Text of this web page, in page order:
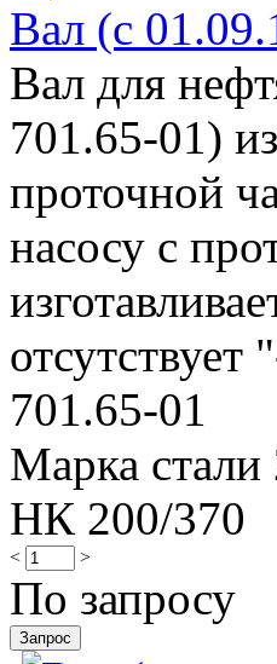
Вал (с
Вал для
701.65-01)
проточной
насосу с
701.65-01
Марка
НК 200/370
< >
По запросу